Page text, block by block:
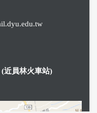
(近員林火車站)